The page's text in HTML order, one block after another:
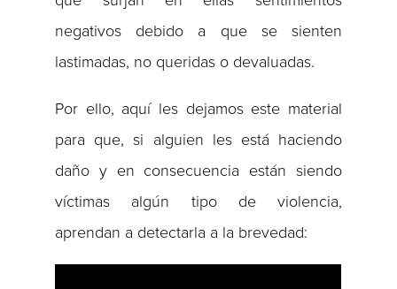
negativos debido a que se sienten
lastimadas, no queridas o devaluadas.
Por ello, aquí les dejamos este material
para que, si alguien les está haciendo
daño y en consecuencia están siendo
víctimas algún tipo de violencia,
aprendan a detectarla a la brevedad: